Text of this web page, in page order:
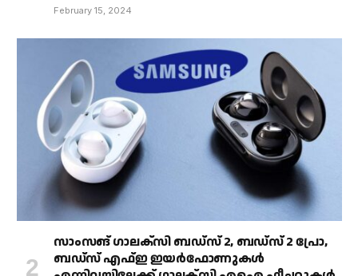
February 15, 2024
സാംസങ് ഗാലക്‌സി ബഡ്‌സ് 2, ബഡ്‌സ് 2 പ്രോ,
ബഡ്‌സ് എഫ്ഇ ഇയർഫോണുകൾ